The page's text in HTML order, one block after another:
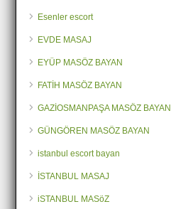
Esenler escort
EVDE MASAJ
EYÜP MASÖZ BAYAN
FATİH MASÖZ BAYAN
GAZİOSMANPAŞA MASÖZ BAYAN
GÜNGÖREN MASÖZ BAYAN
istanbul escort bayan
İSTANBUL MASAJ
iSTANBUL MASöZ